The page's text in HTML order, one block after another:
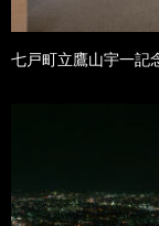
七戸町立鷹山宇一記